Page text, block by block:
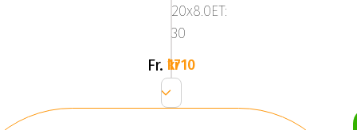
Silver
20x8.0ET:
30
Fr. 1710 kr